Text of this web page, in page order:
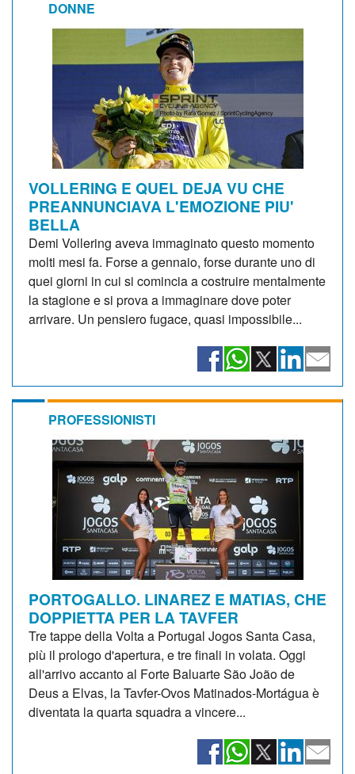
DONNE
VOLLERING E QUEL DEJA VU CHE
PREANNUNCIAVA L'EMOZIONE PIU'
BELLA
Demi Vollering aveva immaginato questo momento
molti mesi fa. Forse a gennaio, forse durante uno di
quei giorni in cui si comincia a costruire mentalmente
la stagione e si prova a immaginare dove poter
arrivare. Un pensiero fugace, quasi impossibile...
PROFESSIONISTI
PORTOGALLO. LINAREZ E MATIAS, CHE
DOPPIETTA PER LA TAVFER
Tre tappe della Volta a Portugal Jogos Santa Casa,
più il prologo d'apertura, e tre finali in volata. Oggi
all'arrivo accanto al Forte Baluarte São João de
Deus a Elvas, la Tavfer-Ovos Matinados-Mortágua è
diventata la quarta squadra a vincere...